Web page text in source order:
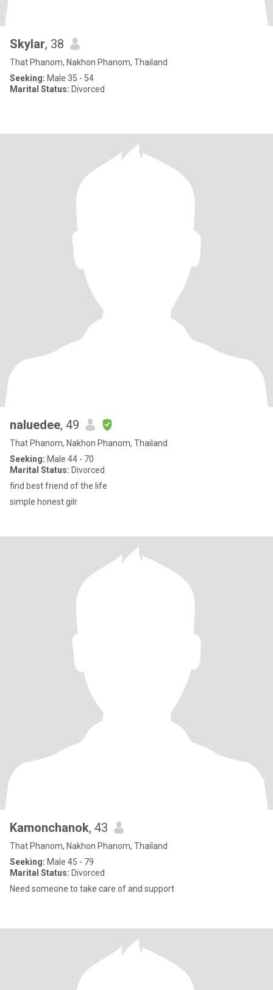
Skylar, 38
That Phanom, Nakhon Phanom, Thailand
Seeking: Male 35 - 54
Marital Status: Divorced
naluedee, 49
That Phanom, Nakhon Phanom, Thailand
Seeking: Male 44 - 70
Marital Status: Divorced
find best friend of the life
simple honest gilr
Kamonchanok, 43
That Phanom, Nakhon Phanom, Thailand
Seeking: Male 45 - 79
Marital Status: Divorced
Need someone to take care of and support